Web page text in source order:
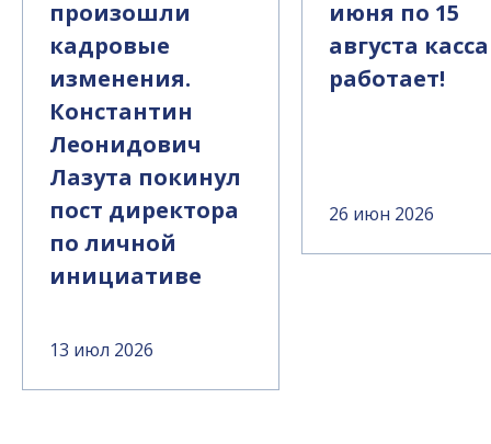
произошли
кадровые
изменения.
Константин
Леонидович
Лазута покинул
пост директора
по личной
инициативе
13 июл 2026
июня по 15
августа
работает!
26 июн 2026